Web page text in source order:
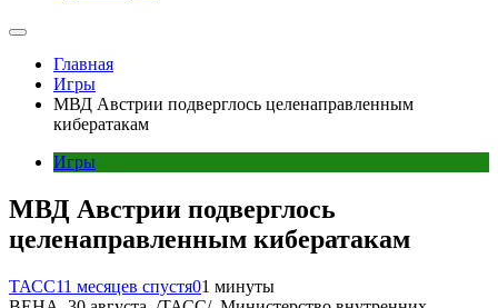
Главная
Игры
МВД Австрии подверглось целенаправленным
кибератакам
Игры
МВД Австрии подверглось
целенаправленным кибератакам
ТАСС11 месяцев спустя01 минуты